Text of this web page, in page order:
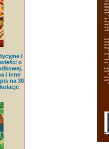
i
o
i inne
na 30